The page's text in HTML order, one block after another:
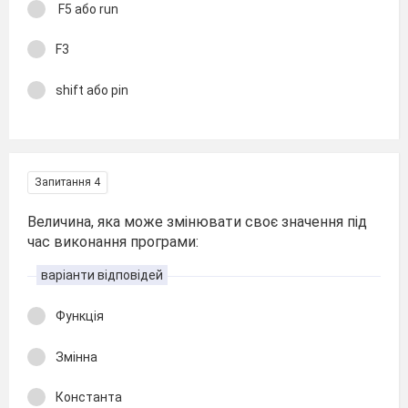
F5 або run
F3
shift або pin
Запитання 4
Величина, яка може змінювати своє значення під
час виконання програми:
варіанти відповідей
Функція
Змінна
Константа